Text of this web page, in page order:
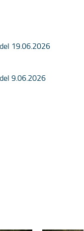
19.06.2026
9.06.2026